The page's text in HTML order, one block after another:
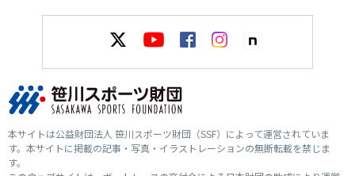
本サイトは公益財団法人 笹川スポーツ財団（SSF）によって運営されていま
す。本サイトに掲載の記事・写真・イラストレーションの無断転載を禁じま
す。